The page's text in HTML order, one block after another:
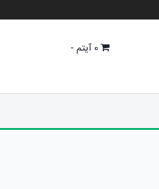
0 آیتم -